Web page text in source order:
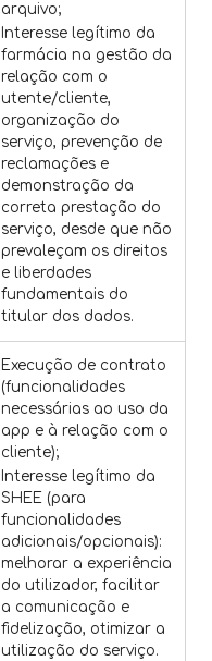
arquivo;
Interesse legítimo da
farmácia na gestão da
relação com o
utente/cliente,
organização do
serviço, prevenção de
reclamações e
demonstração da
correta prestação do
serviço, desde que não
prevaleçam os direitos
e liberdades
fundamentais do
titular dos dados.
Execução de contrato
(funcionalidades
necessárias ao uso da
app e à relação com o
cliente);
Interesse legítimo da
SHEE (para
funcionalidades
adicionais/opcionais):
melhorar a experiência
do utilizador, facilitar
a comunicação e
fidelização, otimizar a
utilização do serviço.